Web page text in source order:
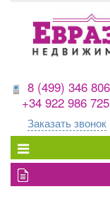
8 (499) 346
+34 922 986
Заказать звонок